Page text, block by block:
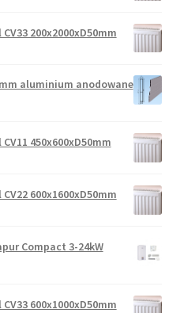
200x2000xD50mm
aluminium anodowane
450x600xD50mm
600x1600xD50mm
Compact 3-24kW
600x1000xD50mm